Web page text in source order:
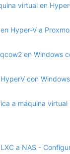
virtual en
Hyper-V a
en Windows
con
a máquina
a NAS -